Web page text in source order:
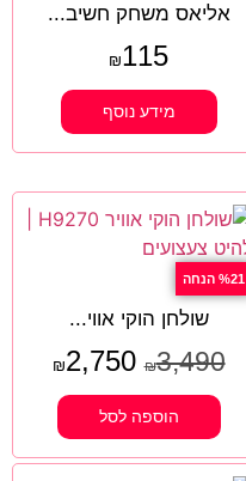
אליאס משחק חשיב...
₪115
מידע נוסף
%21 הנחה
שולחן הוקי אווי...
₪3,490
₪2,750
הוספה לסל